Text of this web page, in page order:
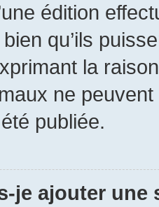
édition
qu’ils
la
ne
publiée.
je ajouter une